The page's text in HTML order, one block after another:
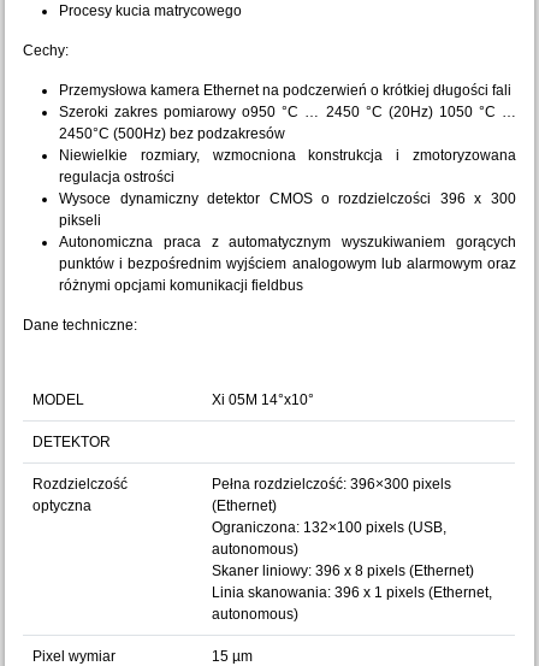
Procesy kucia matrycowego
Cechy:
Przemysłowa kamera Ethernet na podczerwień o krótkiej długości fali
Szeroki zakres pomiarowy o950 °C … 2450 °C (20Hz) 1050 °C …
2450°C (500Hz) bez podzakresów
Niewielkie rozmiary, wzmocniona konstrukcja i zmotoryzowana
regulacja ostrości
Wysoce dynamiczny detektor CMOS o rozdzielczości 396 x 300
pikseli
Autonomiczna praca z automatycznym wyszukiwaniem gorących
punktów i bezpośrednim wyjściem analogowym lub alarmowym oraz
różnymi opcjami komunikacji fieldbus
Dane techniczne:
MODEL Xi 05M 14°x10°
DETEKTOR
Rozdzielczość
optyczna
Pełna rozdzielczość: 396×300 pixels
(Ethernet)
Ograniczona: 132×100 pixels (USB,
autonomous)
Skaner liniowy: 396 x 8 pixels (Ethernet)
Linia skanowania: 396 x 1 pixels (Ethernet,
autonomous)
Pixel wymiar 15 µm